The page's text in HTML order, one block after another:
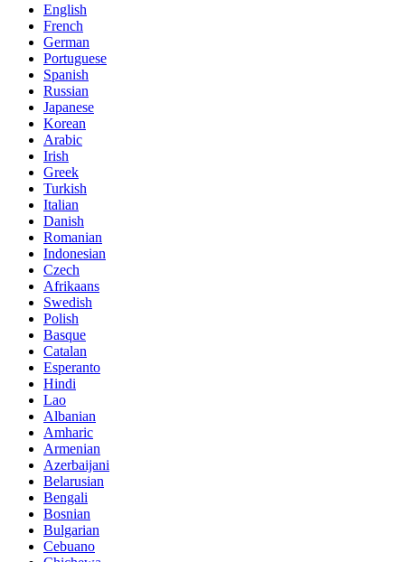
English
French
German
Portuguese
Spanish
Russian
Japanese
Korean
Arabic
Irish
Greek
Turkish
Italian
Danish
Romanian
Indonesian
Czech
Afrikaans
Swedish
Polish
Basque
Catalan
Esperanto
Hindi
Lao
Albanian
Amharic
Armenian
Azerbaijani
Belarusian
Bengali
Bosnian
Bulgarian
Cebuano